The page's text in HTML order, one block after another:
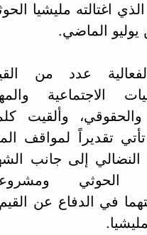
اغتالته مليشيا
يوليو الماضي.
عدد من
الاجتماعية
والحقوقي، وألقيت
تأتي تقديراً لمواقف
النضالي إلى جانب
الحوثي
في الدفاع عن